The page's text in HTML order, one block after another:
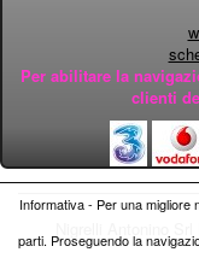
Per abilitare la
clienti
Informativa - Per una
parti. Proseguendo la